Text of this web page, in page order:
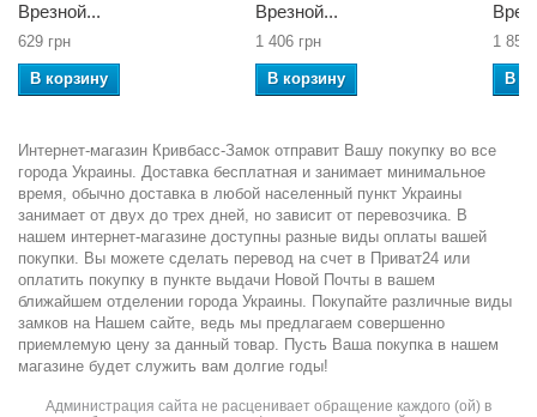
Врезной...
629 грн
В корзину
Врезной...
1 406 грн
В корзину
1 850
В
Интернет-магазин Кривбасс-Замок отправит Вашу покупку во все
города Украины. Доставка бесплатная и занимает минимальное
время, обычно доставка в любой населенный пункт Украины
занимает от двух до трех дней, но зависит от перевозчика. В
нашем интернет-магазине доступны разные виды оплаты вашей
покупки. Вы можете сделать перевод на счет в Приват24 или
оплатить покупку в пункте выдачи Новой Почты в вашем
ближайшем отделении города Украины. Покупайте различные виды
замков на Нашем сайте, ведь мы предлагаем совершенно
приемлемую цену за данный товар. Пусть Ваша покупка в нашем
магазине будет служить вам долгие годы!
Администрация сайта не расценивает обращение каждого (ой) в